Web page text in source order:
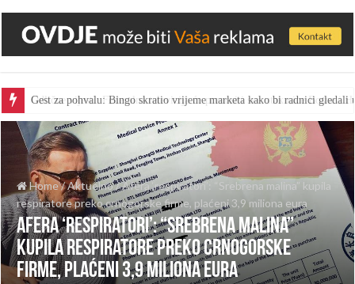
Gest za pohvalu: Bingo skratio vrijeme marketa kako bi radnici gledali
Home/Aktuelno/Afera ‘respiratori’: “Srebrena malina” kupila
respiratore preko crnogorske firme, plaćeni 3,9 miliona eura
Afera ‘respiratori’: “Srebrena malina”
kupila respiratore preko crnogorske
firme, plaćeni 3,9 miliona eura